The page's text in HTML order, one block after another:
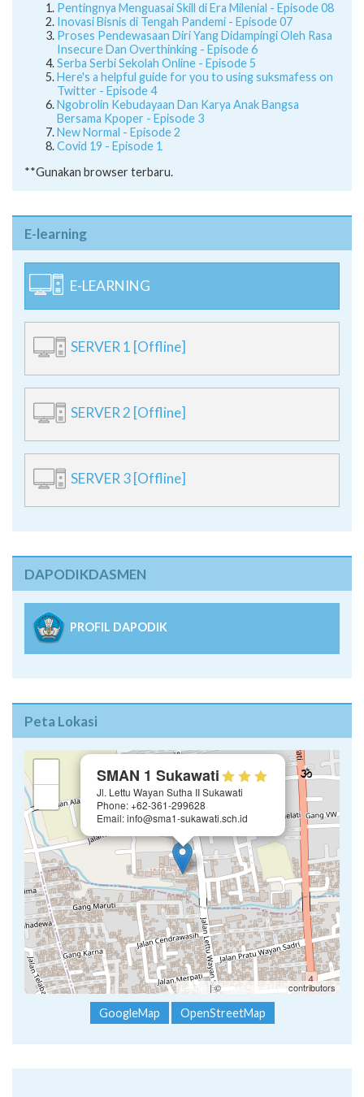
Pentingnya Menguasai Skill di Era Milenial - Episode 08
Inovasi Bisnis di Tengah Pandemi - Episode 07
Proses Pendewasaan Diri Yang Didampingi Oleh Rasa
Insecure Dan Overthinking - Episode 6
Serba Serbi Sekolah Online - Episode 5
Here's a helpful guide for you to using suksmafess on
Twitter - Episode 4
Ngobrolin Kebudayaan Dan Karya Anak Bangsa
Bersama Kpoper - Episode 3
New Normal - Episode 2
Covid 19 - Episode 1
**Gunakan browser terbaru.
E-learning
E-LEARNING
SERVER 1 [Offline]
SERVER 2 [Offline]
SERVER 3 [Offline]
DAPODIKDASMEN
PROFIL DAPODIK
Peta Lokasi
SMAN 1 Sukawati
Jl. Lettu Wayan Sutha II Sukawati
Phone: +62-361-299628
Email: info@sma1-sukawati.sch.id
Leaflet | ©OpenStreetMap contributors
GoogleMap OpenStreetMap